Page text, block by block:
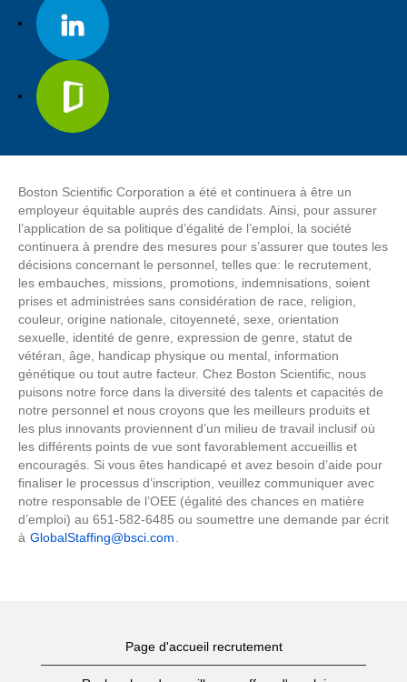
Boston Scientific Corporation a été et continuera à être un
employeur équitable auprés des candidats. Ainsi, pour assurer
l’application de sa politique d’égalité de l’emploi, la société
continuera à prendre des mesures pour s’assurer que toutes les
décisions concernant le personnel, telles que: le recrutement,
les embauches, missions, promotions, indemnisations, soient
prises et administrées sans considération de race, religion,
couleur, origine nationale, citoyenneté, sexe, orientation
sexuelle, identité de genre, expression de genre, statut de
vétéran, âge, handicap physique ou mental, information
génétique ou tout autre facteur. Chez Boston Scientific, nous
puisons notre force dans la diversité des talents et capacités de
notre personnel et nous croyons que les meilleurs produits et
les plus innovants proviennent d’un milieu de travail inclusif où
les différents points de vue sont favorablement accueillis et
encouragés. Si vous êtes handicapé et avez besoin d’aide pour
finaliser le processus d’inscription, veuillez communiquer avec
notre responsable de l’OEE (égalité des chances en matière
d’emploi) au 651-582-6485 ou soumettre une demande par écrit
à GlobalStaffing@bsci.com
Page d'accueil recrutement